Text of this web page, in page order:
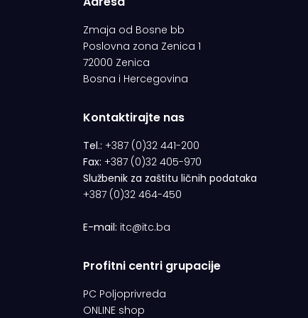
Zmaja od Bosne bb
Poslovna zona Zenica 1
72000 Zenica
Bosna i Hercegovina
Kontaktirajte nas
Tel.: +387 (0)32 441-200
Fax: +387 (0)32 405-970
Službenik za zaštitu ličnih podataka
+387 (0)32 464-450
E-mail: itc@itc.ba
Profitni centri grupacije
PC Poljoprivreda
ONLINE shop